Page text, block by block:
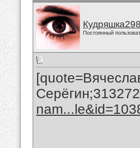
Кудряшка298
Постоянный